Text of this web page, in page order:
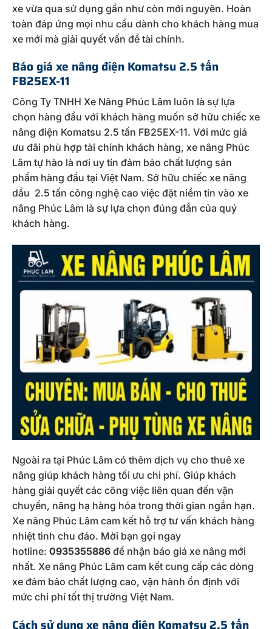
xe vừa qua sử dụng gần như còn mới nguyên. Hoàn
toàn đáp ứng mọi nhu cầu dành cho khách hàng mua
xe mới mà giải quyết vấn đề tài chính.
Báo giá xe nâng điện Komatsu 2.5 tấn
FB25EX-11
Công Ty TNHH Xe Nâng Phúc Lâm luôn là sự lựa
chọn hàng đầu với khách hàng muốn sở hữu chiếc xe
nâng điện Komatsu 2.5 tấn FB25EX-11. Với mức giá
ưu đãi phù hợp tài chính khách hàng, xe nâng Phúc
Lâm tự hào là nơi uy tín đảm bảo chất lượng sản
phẩm hàng đầu tại Việt Nam. Sở hữu chiếc xe nâng
dầu 2.5 tấn công nghệ cao việc đặt niềm tin vào xe
nâng Phúc Lâm là sự lựa chọn đúng đắn của quý
khách hàng.
Ngoài ra tại Phúc Lâm có thêm dịch vụ cho thuê xe
nâng giúp khách hàng tối ưu chi phí. Giúp khách
hàng giải quyết các công việc liên quan đến vận
chuyển, nâng hạ hàng hóa trong thời gian ngắn hạn.
Xe nâng Phúc Lâm cam kết hỗ trợ tư vấn khách hàng
nhiệt tình chu đáo. Mời bạn gọi ngay
hotline: 0935355886 để nhận báo giá xe nâng mới
nhất. Xe nâng Phúc Lâm cam kết cung cấp các dòng
xe đảm bảo chất lượng cao, vận hành ổn định với
mức chi phí tốt thị trường Việt Nam.
Cách sử dụng xe nâng điện Komatsu 2.5 tấn